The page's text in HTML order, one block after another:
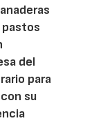
pastos
del
para
su